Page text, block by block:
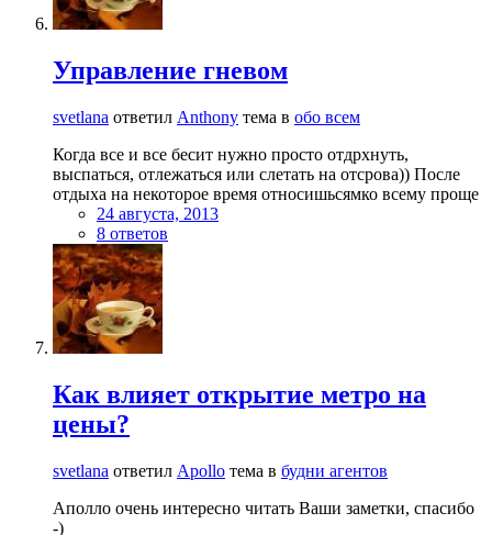
Управление гневом
svetlana ответил Anthony тема в обо всем
Когда все и все бесит нужно просто отдрхнуть,
выспаться, отлежаться или слетать на отсрова)) После
отдыха на некоторое время относишьсямко всему проще
24 августа, 2013
8 ответов
Как влияет открытие метро на
цены?
svetlana ответил Apollo тема в будни агентов
Аполло очень интересно читать Ваши заметки, спасибо
-)